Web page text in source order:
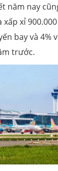
năm nay
xấp xỉ
bay và 4%
trước.